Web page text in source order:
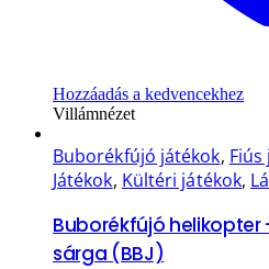
Hozzáadás a kedvencekhez
Villámnézet
Buborékfújó játékok,
Játékok, Kültéri játékok,
Buborékfújó helikopter
sárga (BBJ)